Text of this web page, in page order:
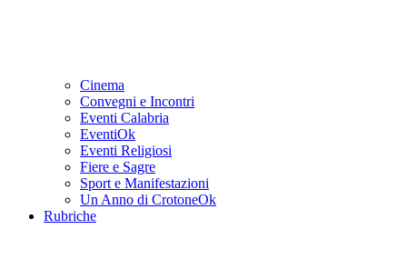
Cinema
Convegni e Incontri
Eventi Calabria
EventiOk
Eventi Religiosi
Fiere e Sagre
Sport e Manifestazioni
Un Anno di CrotoneOk
Rubriche